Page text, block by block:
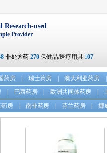
Research-used
Provider
非处方药 270 保健品/医疗用具 107
药房 瑞士药房 澳大利亚药房
巴西药房 欧洲共同体药房
药房 南非药房 芬兰药房 挪